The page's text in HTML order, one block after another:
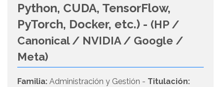
Python, CUDA, TensorFlow,
PyTorch, Docker, etc.) - (HP /
Canonical / NVIDIA / Google /
Meta)
Familia: Administración y Gestión - Titulación: